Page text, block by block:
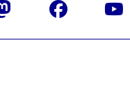
Facebook